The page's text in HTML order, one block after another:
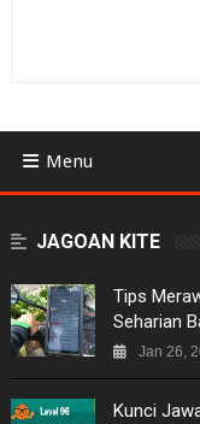
Menu
NEWS
JAGOAN KITE
Tips
Seharian
Jan 26,
Kunci